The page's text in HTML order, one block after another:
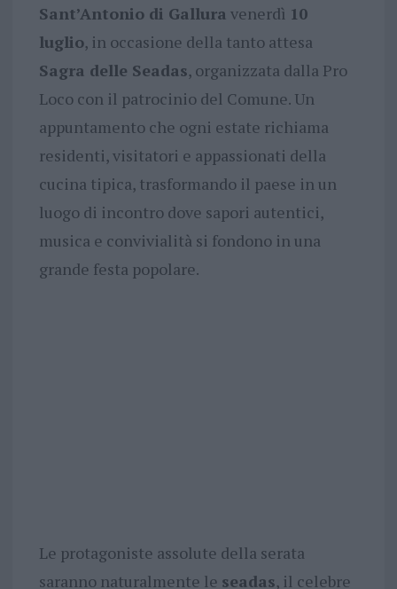
Sant’Antonio di Gallura venerdì 10
luglio, in occasione della tanto attesa
Sagra delle Seadas, organizzata dalla Pro
Loco con il patrocinio del Comune. Un
appuntamento che ogni estate richiama
residenti, visitatori e appassionati della
cucina tipica, trasformando il paese in un
luogo di incontro dove sapori autentici,
musica e convivialità si fondono in una
grande festa popolare.
Le protagoniste assolute della serata
saranno naturalmente le seadas, il celebre